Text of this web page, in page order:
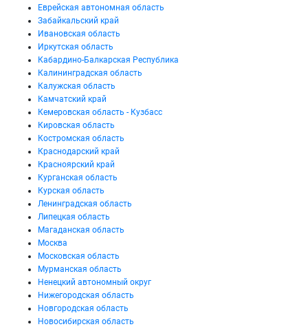
Еврейская автономная область
Забайкальский край
Ивановская область
Иркутская область
Кабардино-Балкарская Республика
Калининградская область
Калужская область
Камчатский край
Кемеровская область - Кузбасс
Кировская область
Костромская область
Краснодарский край
Красноярский край
Курганская область
Курская область
Ленинградская область
Липецкая область
Магаданская область
Москва
Московская область
Мурманская область
Ненецкий автономный округ
Нижегородская область
Новгородская область
Новосибирская область